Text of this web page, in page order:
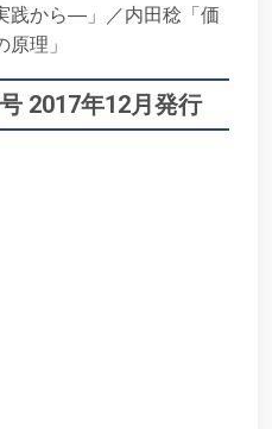
践から―」／内田稔「価
理」
2017年12月発行